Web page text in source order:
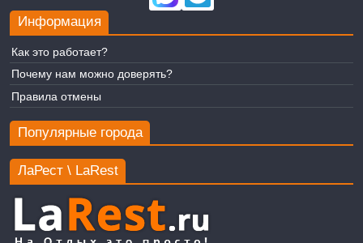
Информация
Как это работает?
Почему нам можно доверять?
Правила отмены
Популярные города
ЛаРест \ LaRest